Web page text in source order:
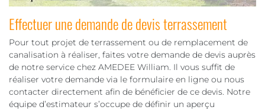
Effectuer une demande de devis terrassement
Pour tout projet de terrassement ou de remplacement de
canalisation à réaliser, faites votre demande de devis auprès
de notre service chez AMEDEE William. Il vous suffit de
réaliser votre demande via le formulaire en ligne ou nous
contacter directement afin de bénéficier de ce devis. Notre
équipe d’estimateur s’occupe de définir un aperçu